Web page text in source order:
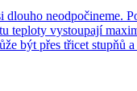
dlouho neodpočineme.
teploty vystoupají
být přes třicet stupňů